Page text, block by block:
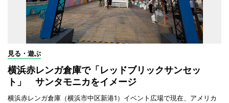
見る・遊ぶ
横浜赤レンガ倉庫で「レッドブリックサンセッ
ト」 サンタモニカをイメージ
横浜赤レンガ倉庫（横浜市中区新港1）イベント広場で現在、アメリカ